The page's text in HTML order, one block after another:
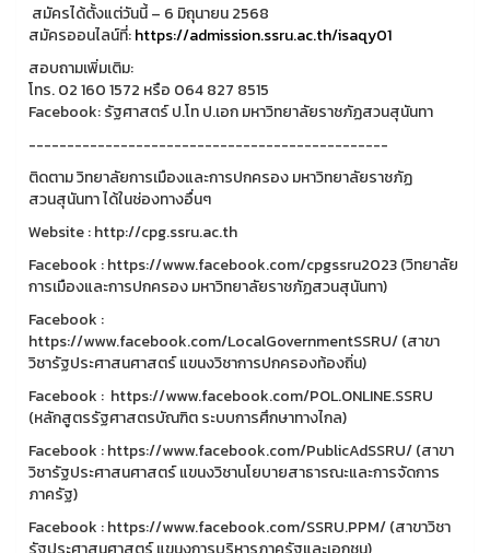
สมัครได้ตั้งแต่วันนี้ – 6 มิถุนายน 2568
สมัครออนไลน์ที่:https://admission.ssru.ac.th/isaqy01
สอบถามเพิ่มเติม:
โทร. 02 160 1572 หรือ 064 827 8515
Facebook: รัฐศาสตร์ ป.โท ป.เอก มหาวิทยาลัยราชภัฏสวนสุนันทา
-----------------------------------------------
ติดตาม วิทยาลัยการเมืองและการปกครอง มหาวิทยาลัยราชภัฏ
สวนสุนันทา ได้ในช่องทางอื่นๆ
Website : http://cpg.ssru.ac.th
Facebook : https://www.facebook.com/cpgssru2023 (วิทยาลัย
การเมืองและการปกครอง มหาวิทยาลัยราชภัฏสวนสุนันทา)
Facebook :
https://www.facebook.com/LocalGovernmentSSRU/ (สาขา
วิชารัฐประศาสนศาสตร์ แขนงวิชาการปกครองท้องถิ่น)
Facebook : https://www.facebook.com/POL.ONLINE.SSRU
(หลักสูตรรัฐศาสตรบัณฑิต ระบบการศึกษาทางไกล)
Facebook : https://www.facebook.com/PublicAdSSRU/ (สาขา
วิชารัฐประศาสนศาสตร์ แขนงวิชานโยบายสาธารณะและการจัดการ
ภาครัฐ)
Facebook : https://www.facebook.com/SSRU.PPM/ (สาขาวิชา